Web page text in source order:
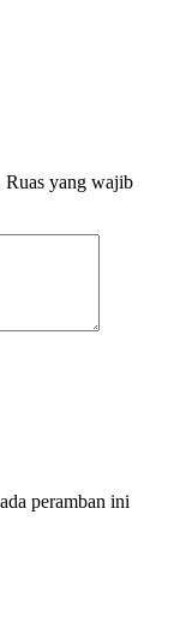
Ruas yang wajib
peramban ini